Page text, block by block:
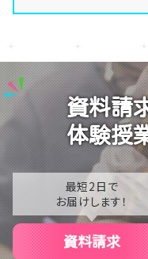
【なんば】キラリと
【なんば】校舎紹介
【なんば】笑顔が
温かいお出迎え
【なんば】夏季休
2025
2024
2023
2021
2020
資料請
体験授
最短2日で
お届けします！
資料請求